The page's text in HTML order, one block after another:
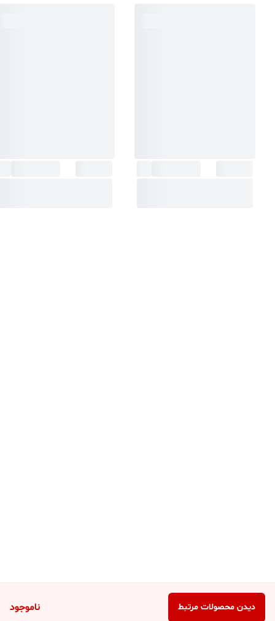
ناموجود دیدن محصولات مرتبط